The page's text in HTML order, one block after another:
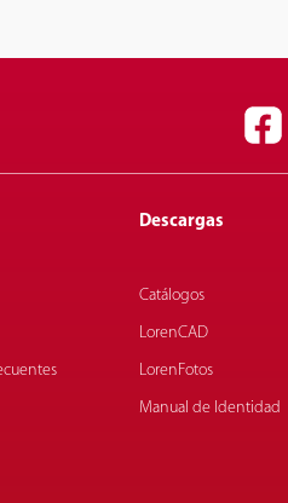
Descargas
Catálogos
LorenCAD
LorenFotos
Manual de Identidad